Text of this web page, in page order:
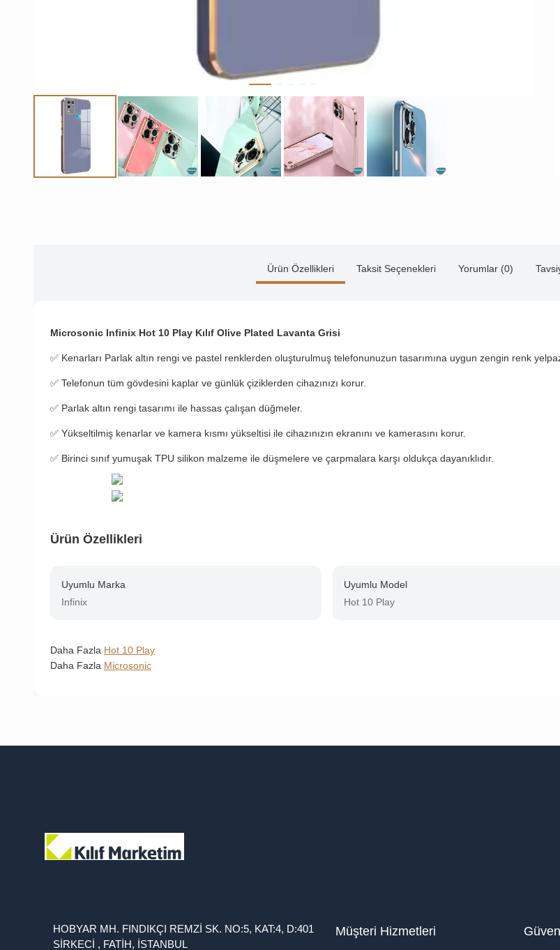
Ürün Özellikleri Taksit Seçenekleri Yorumlar (0)
Microsonic Infinix Hot 10 Play Kılıf Olive Plated Lavanta Grisi
✅ Kenarları Parlak altın rengi ve pastel renklerden oluşturulmuş telefonunuzun tasarımına uygun zengin renk
✅ Telefonun tüm gövdesini kaplar ve günlük çiziklerden cihazınızı korur.
✅ Parlak altın rengi tasarımı ile hassas çalışan düğmeler.
✅ Yükseltilmiş kenarlar ve kamera kısmı yükseltisi ile cihazınızın ekranını ve kamerasını korur.
✅ Birinci sınıf yumuşak TPU silikon malzeme ile düşmelere ve çarpmalara karşı oldukça dayanıklıdır.
Ürün Özellikleri
Uyumlu Marka
Infinix
Uyumlu Model
Hot 10 Play
Daha Fazla Hot 10 Play
Daha Fazla Microsonic
HOBYAR MH. FINDIKÇI REMZİ SK. NO:5, KAT:4, D:401
SİRKECİ , FATİH, İSTANBUL
Müşteri Hizmetleri